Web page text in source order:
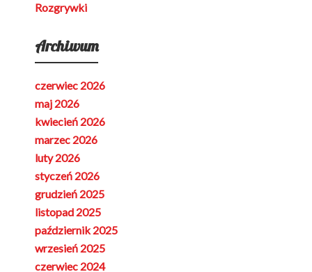
Rozgrywki
Archiwum
czerwiec 2026
maj 2026
kwiecień 2026
marzec 2026
luty 2026
styczeń 2026
grudzień 2025
listopad 2025
październik 2025
wrzesień 2025
czerwiec 2024